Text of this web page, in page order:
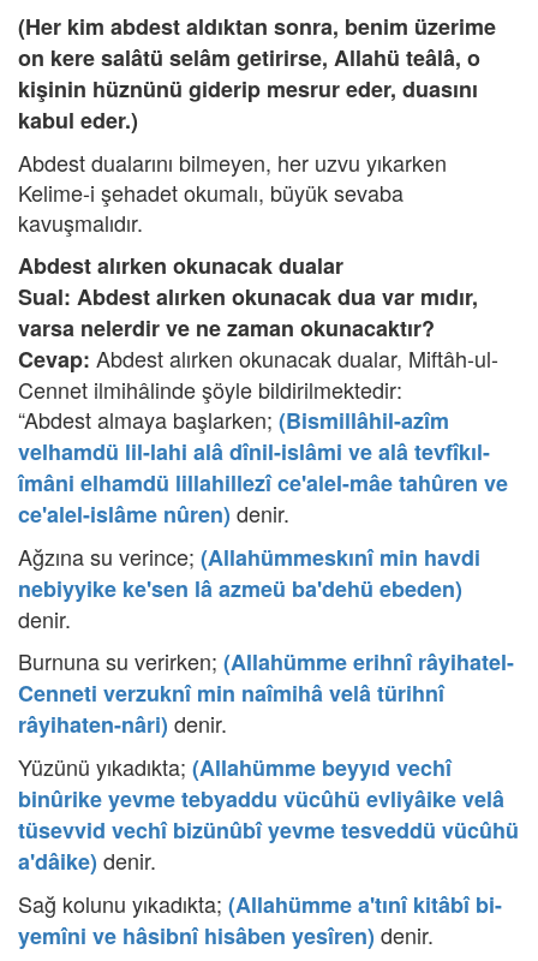
(Her kim abdest aldıktan sonra, benim üzerime
on kere salâtü selâm getirirse, Allahü teâlâ, o
kişinin hüznünü giderip mesrur eder, duasını
kabul eder.)
Abdest dualarını bilmeyen, her uzvu yıkarken
Kelime-i şehadet okumalı, büyük sevaba
kavuşmalıdır.
Abdest alırken okunacak dualar
Sual: Abdest alırken okunacak dua var mıdır,
varsa nelerdir ve ne zaman okunacaktır?
Cevap: Abdest alırken okunacak dualar, Miftâh-ul-
Cennet ilmihâlinde şöyle bildirilmektedir:
“Abdest almaya başlarken; (Bismillâhil-azîm
velhamdü lil-lahi alâ dînil-islâmi ve alâ tevfîkıl-
îmâni elhamdü lillahillezî ce'alel-mâe tahûren ve
ce'alel-islâme nûren) denir.
Ağzına su verince; (Allahümmeskınî min havdi
nebiyyike ke'sen lâ azmeü ba'dehü ebeden)
denir.
Burnuna su verirken; (Allahümme erihnî râyihatel-
Cenneti verzuknî min naîmihâ velâ türihnî
râyihaten-nâri) denir.
Yüzünü yıkadıkta; (Allahümme beyyıd vechî
binûrike yevme tebyaddu vücûhü evliyâike velâ
tüsevvid vechî bizünûbî yevme tesveddü vücûhü
a'dâike) denir.
Sağ kolunu yıkadıkta; (Allahümme a'tınî kitâbî bi-
yemîni ve hâsibnî hisâben yesîren) denir.